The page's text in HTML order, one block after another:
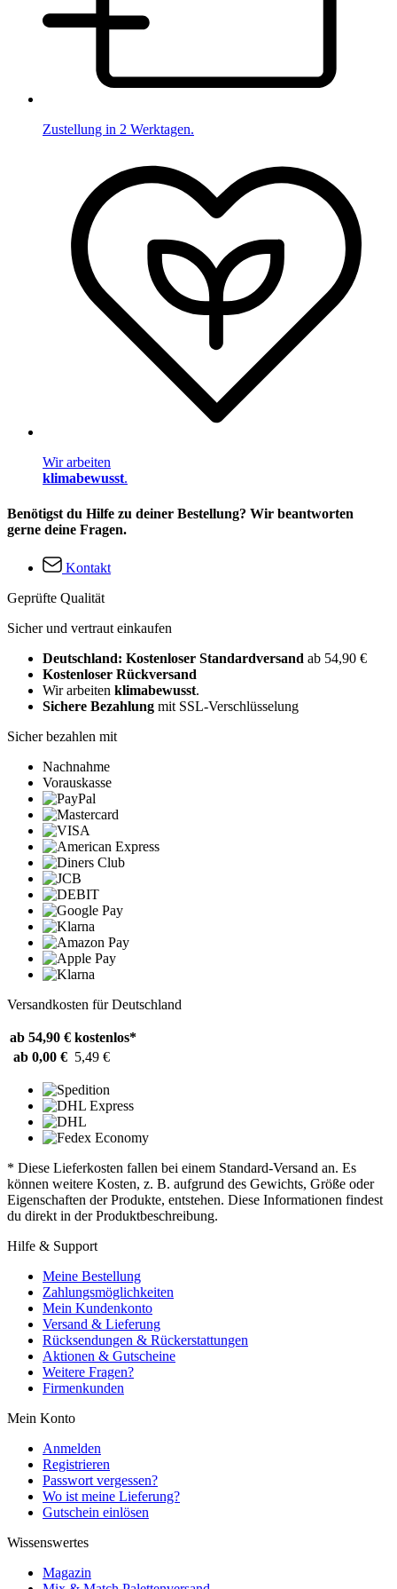
Zustellung in 2 Werktagen.
Wir arbeiten
klimabewusst.
Benötigst du Hilfe zu deiner Bestellung? Wir beantworten
gerne deine Fragen.
Kontakt
Geprüfte Qualität
Sicher und vertraut einkaufen
Deutschland: Kostenloser Standardversand ab 54,90 €
Kostenloser Rückversand
Wir arbeiten klimabewusst.
Sichere Bezahlung mit SSL-Verschlüsselung
Sicher bezahlen mit
Nachnahme
Vorauskasse
Versandkosten für Deutschland
ab 54,90 € kostenlos*
ab 0,00 € 5,49 €
* Diese Lieferkosten fallen bei einem Standard-Versand an. Es
können weitere Kosten, z. B. aufgrund des Gewichts, Größe oder
Eigenschaften der Produkte, entstehen. Diese Informationen findest
du direkt in der Produktbeschreibung.
Hilfe & Support
Meine Bestellung
Zahlungsmöglichkeiten
Mein Kundenkonto
Versand & Lieferung
Rücksendungen & Rückerstattungen
Aktionen & Gutscheine
Weitere Fragen?
Firmenkunden
Mein Konto
Anmelden
Registrieren
Passwort vergessen?
Wo ist meine Lieferung?
Gutschein einlösen
Wissenswertes
Magazin